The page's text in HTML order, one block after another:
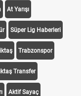
At Yarışı
Süper Lig Haberleri
Trabzonspor
Transfer
Aktif Sayaç